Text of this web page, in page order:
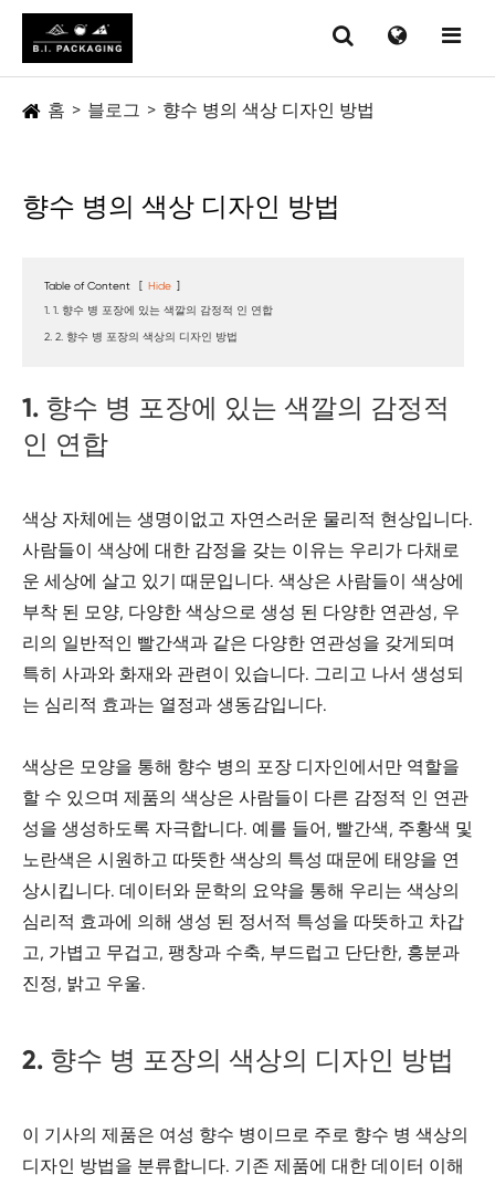
홈 블로그 향수 병의 색상 디자인 방법
향수 병의 색상 디자인 방법
Table of Content [ Hide ]
1. 1. 향수 병 포장에 있는 색깔의 감정적 인 연합
2. 2. 향수 병 포장의 색상의 디자인 방법
1. 향수 병 포장에 있는 색깔의 감정적
인 연합
색상 자체에는 생명이없고 자연스러운 물리적 현상입니다.
사람들이 색상에 대한 감정을 갖는 이유는 우리가 다채로
운 세상에 살고 있기 때문입니다. 색상은 사람들이 색상에
부착 된 모양, 다양한 색상으로 생성 된 다양한 연관성, 우
리의 일반적인 빨간색과 같은 다양한 연관성을 갖게되며
특히 사과와 화재와 관련이 있습니다. 그리고 나서 생성되
는 심리적 효과는 열정과 생동감입니다.
색상은 모양을 통해 향수 병의 포장 디자인에서만 역할을
할 수 있으며 제품의 색상은 사람들이 다른 감정적 인 연관
성을 생성하도록 자극합니다. 예를 들어, 빨간색, 주황색 및
노란색은 시원하고 따뜻한 색상의 특성 때문에 태양을 연
상시킵니다. 데이터와 문학의 요약을 통해 우리는 색상의
심리적 효과에 의해 생성 된 정서적 특성을 따뜻하고 차갑
고, 가볍고 무겁고, 팽창과 수축, 부드럽고 단단한, 흥분과
진정, 밝고 우울.
2. 향수 병 포장의 색상의 디자인 방법
이 기사의 제품은 여성 향수 병이므로 주로 향수 병 색상의
디자인 방법을 분류합니다. 기존 제품에 대한 데이터 이해